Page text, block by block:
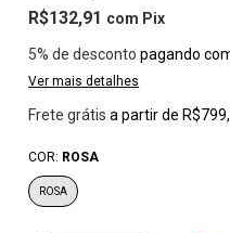
R$132,91 com Pix
5% de desconto pagando
Ver mais detalhes
Frete grátis a partir de
COR: ROSA
ROSA